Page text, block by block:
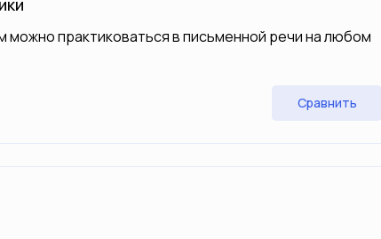
практиковаться в письменной речи на любом
Сравнить